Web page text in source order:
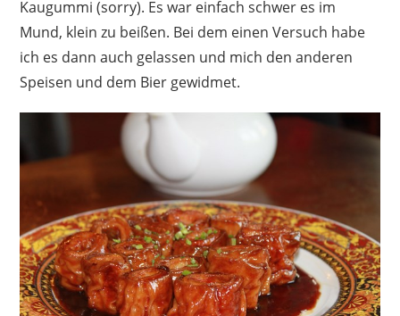
Kaugummi (sorry). Es war einfach schwer es im
Mund, klein zu beißen. Bei dem einen Versuch habe
ich es dann auch gelassen und mich den anderen
Speisen und dem Bier gewidmet.